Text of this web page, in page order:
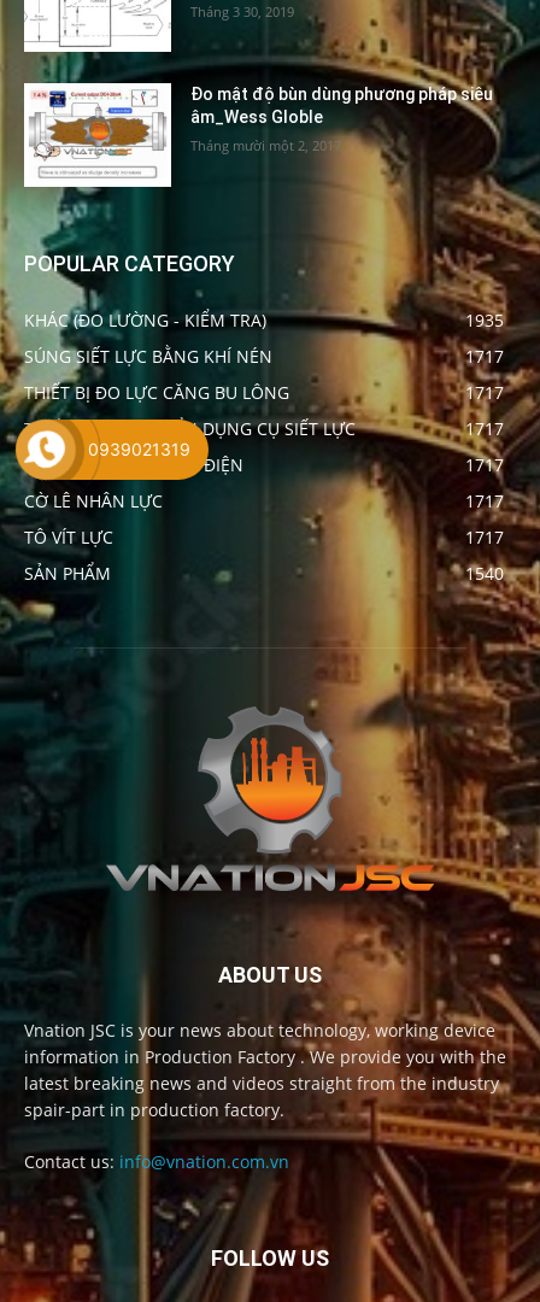
Tháng 3 30, 2019
Đo mật độ bùn dùng phương pháp siêu
âm_Wess Globle
Tháng mười một 2, 2017
POPULAR CATEGORY
KHÁC (ĐO LƯỜNG - KIỂM TRA)
1935
SÚNG SIẾT LỰC BẰNG KHÍ NÉN
1717
THIẾT BỊ ĐO LỰC CĂNG BU LÔNG
1717
THIẾT BỊ HIỆU CHUẨN DỤNG CỤ SIẾT LỰC
1717
SÚNG SIẾT LỰC BẰNG ĐIỆN
1717
CỜ LÊ NHÂN LỰC
1717
TÔ VÍT LỰC
1717
SẢN PHẨM
1540
ABOUT US
Vnation JSC is your news about technology, working device
information in Production Factory . We provide you with the
latest breaking news and videos straight from the industry
spair-part in production factory.
Contact us: info@vnation.com.vn
FOLLOW US
0939021319